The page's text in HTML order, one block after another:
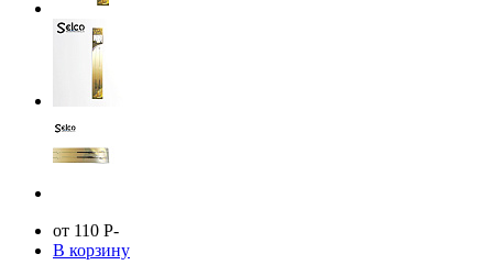
от 110 Р-
В корзину